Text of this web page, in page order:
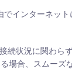
でインターネッ
続状況に関わら
場合、スムー